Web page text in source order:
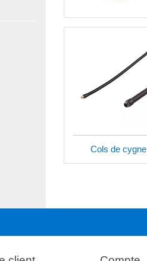
Cols de cygne